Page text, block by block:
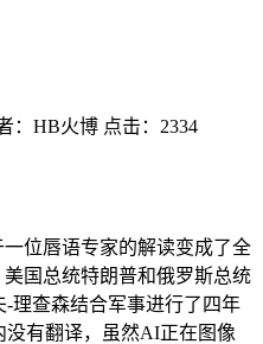
： HB火博 点击： 2334
位唇语专家的解读变成了全
国总统特朗普和俄罗斯总统
理查森结合军事进行了四年
有翻译，虽然AI正在图像